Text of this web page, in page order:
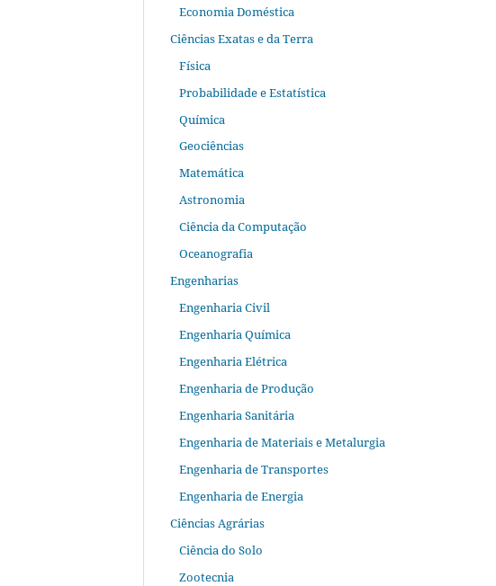
Economia Doméstica
Ciências Exatas e da Terra
Física
Probabilidade e Estatística
Química
Geociências
Matemática
Astronomia
Ciência da Computação
Oceanografia
Engenharias
Engenharia Civil
Engenharia Química
Engenharia Elétrica
Engenharia de Produção
Engenharia Sanitária
Engenharia de Materiais e Metalurgia
Engenharia de Transportes
Engenharia de Energia
Ciências Agrárias
Ciência do Solo
Zootecnia